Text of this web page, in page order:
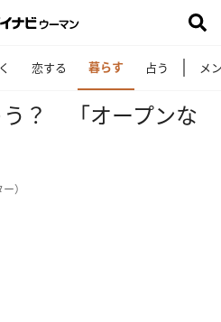
恋する 暮らす 占う メ
う？ 「オープンな
）